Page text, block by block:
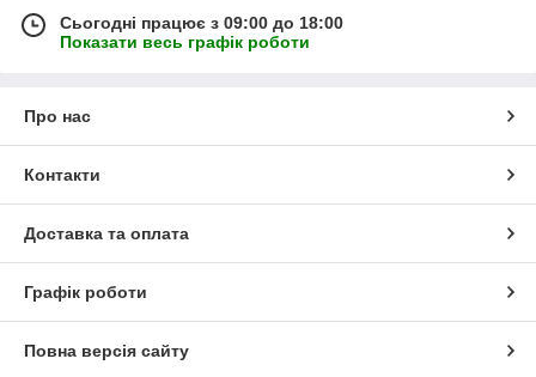
Сьогодні працює з 09:00 до 18:00
Показати весь графік роботи
Про нас
Контакти
Доставка та оплата
Графік роботи
Повна версія сайту